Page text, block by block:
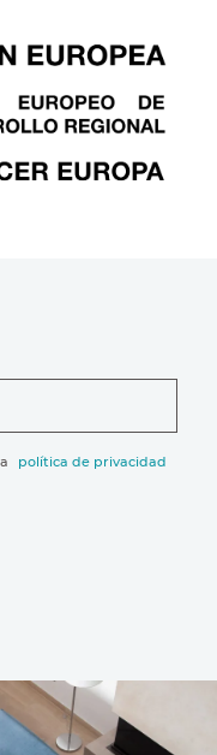
política de privacidad